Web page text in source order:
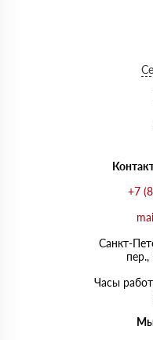
+7
Санкт-
Часы
Мы